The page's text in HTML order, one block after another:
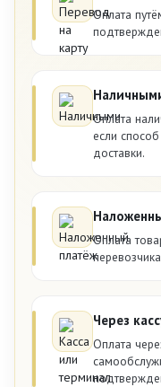
Оплата
Оплата
если
доставки.
Оплата
Через
Оплата